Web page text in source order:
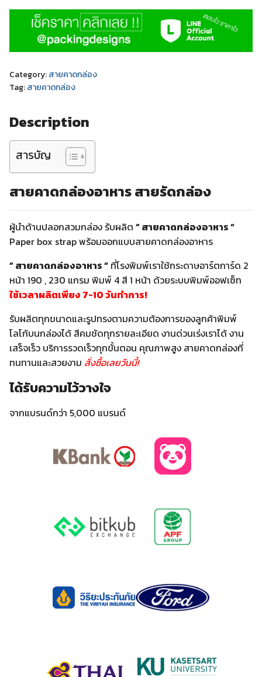
Category:สายคาดกล่อง
Tag:สายคาดกล่อง
Description
สารบัญ
สายคาดกล่องอาหารสายรัดกล่อง
ผู้นำด้านปลอกสวมกล่อง รับผลิต ” สายคาดกล่องอาหาร “
Paper box strap พร้อมออกแบบสายคาดกล่องอาหาร
” สายคาดกล่องอาหาร “ ที่โรงพิมพ์เราใช้กระดาษอาร์ตการ์ด 2
หน้า 190 , 230 แกรม พิมพ์ 4 สี 1 หน้า ด้วยระบบพิมพ์ออฟเซ็ท
ใช้เวลาผลิตเพียง 7-10 วันทำการ!
รับผลิตทุกขนาดและรูปทรงตามความต้องการของลูกค้าพิมพ์
โลโก้บนกล่องได้ สีคมชัดทุกรายละเอียด งานด่วนเร่งเราได้ งาน
เสร็จเร็ว บริการรวดเร็วทุกขั้นตอน คุณภาพสูง สายคาดกล่องที่
ทนทานและสวยงาม สั่งซื้อเลยวันนี้!
ได้รับความไว้วางใจ
จากแบรนด์กว่า 5,000 แบรนด์